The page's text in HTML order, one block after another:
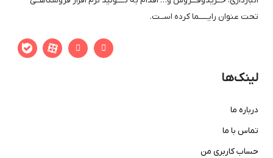
تحت عنوان رایـــــما کرده اســت.


لینک‌ها
درباره ما
تماس با ما
حساب کاربری من